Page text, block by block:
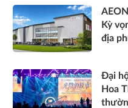
Kỳ
địa
Đại
Hoa